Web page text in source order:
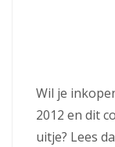
Wil je
2012 en dit
uitje? Lees